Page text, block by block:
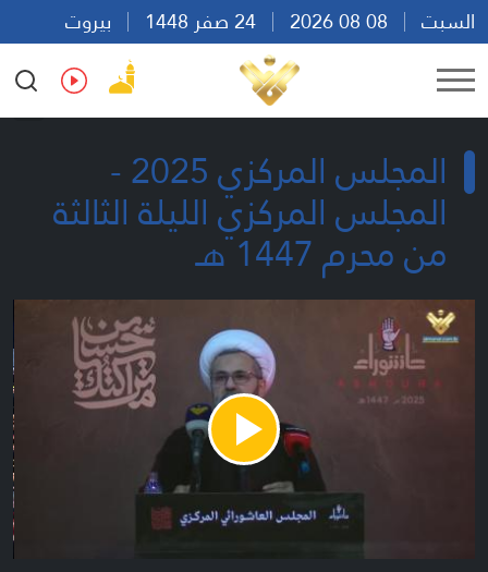
السبت
بيروت
15:48
Ar En Fr Es
المجلس المركزي 2025 -
المجلس المركزي الليلة الثالثة
من محرم 1447 هـ
Play
Video